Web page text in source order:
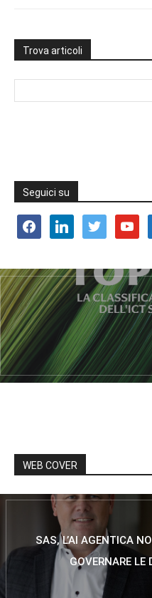
Trova articoli
Seguici su
facebooklinkedin twitter youtube
WEB COVER
SAS, L’AI AGENTICA
GOVERNARE LE